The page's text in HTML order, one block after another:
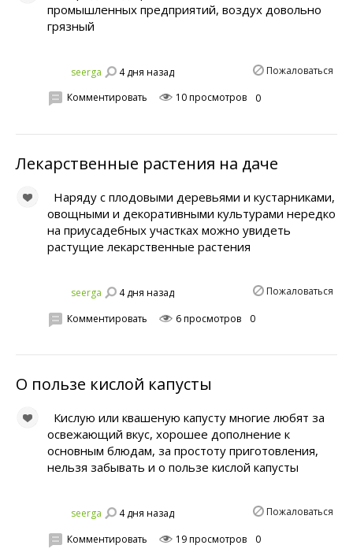
промышленных предприятий, воздух довольно
грязный
seerga 4 дня назад Пожаловаться
Комментировать 10 просмотров 0
Лекарственные растения на даче
Наряду с плодовыми деревьями и кустарниками,
овощными и декоративными культурами нередко
на приусадебных участках можно увидеть
растущие лекарственные растения
seerga 4 дня назад Пожаловаться
Комментировать 6 просмотров 0
О пользе кислой капусты
Кислую или квашеную капусту многие любят за
освежающий вкус, хорошее дополнение к
основным блюдам, за простоту приготовления,
нельзя забывать и о пользе кислой капусты
seerga 4 дня назад Пожаловаться
Комментировать 19 просмотров 0